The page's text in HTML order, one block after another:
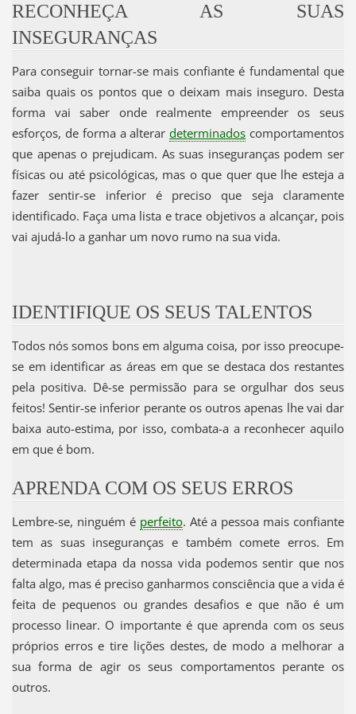
RECONHEÇA AS SUAS
INSEGURANÇAS
Para conseguir tornar-se mais confiante é fundamental que
saiba quais os pontos que o deixam mais inseguro. Desta
forma vai saber onde realmente empreender os seus
esforços, de forma a alterardeterminados comportamentos
que apenas o prejudicam. As suas inseguranças podem ser
físicas ou até psicológicas, mas o que quer que lhe esteja a
fazer sentir-se inferior é preciso que seja claramente
identificado. Faça uma lista e trace objetivos a alcançar, pois
vai ajudá-lo a ganhar um novo rumo na sua vida.
IDENTIFIQUE OS SEUS TALENTOS
Todos nós somos bons em alguma coisa, por isso preocupe-
se em identificar as áreas em que se destaca dos restantes
pela positiva. Dê-se permissão para se orgulhar dos seus
feitos! Sentir-se inferior perante os outros apenas lhe vai dar
baixa auto-estima, por isso, combata-a a reconhecer aquilo
em que é bom.
APRENDA COM OS SEUS ERROS
Lembre-se, ninguém é perfeito. Até a pessoa mais confiante
tem as suas inseguranças e também comete erros. Em
determinada etapa da nossa vida podemos sentir que nos
falta algo, mas é preciso ganharmos consciência que a vida é
feita de pequenos ou grandes desafios e que não é um
processo linear. O importante é que aprenda com os seus
próprios erros e tire lições destes, de modo a melhorar a
sua forma de agir os seus comportamentos perante os
outros.